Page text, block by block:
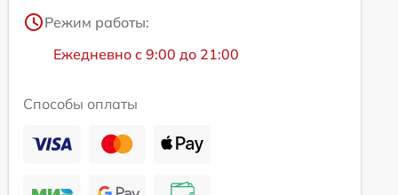
Режим работы:
Ежедневно с 9:00 до 21:00
Способы оплаты